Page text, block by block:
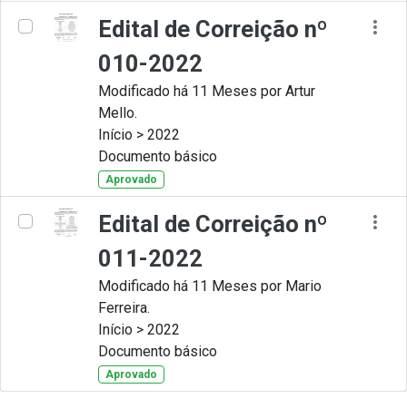
Edital de Correição nº
010-2022
Modificado há 11 Meses por Artur
Mello.
Início > 2022
Documento básico
Aprovado
Edital de Correição nº
011-2022
Modificado há 11 Meses por Mario
Ferreira.
Início > 2022
Documento básico
Aprovado